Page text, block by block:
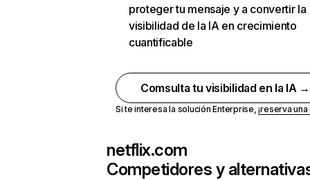
proteger tu mensaje y a convertir la
visibilidad de la IA en crecimiento
cuantificable
Comsulta tu visibilidad en la IA →
Si te interesa la solución Enterprise,¡reserva
netflix.com
Competidores y